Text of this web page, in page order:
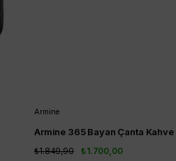
Armine
Armine 365 Bayan Çanta Kahve
₺1.700,00
₺1.849,90